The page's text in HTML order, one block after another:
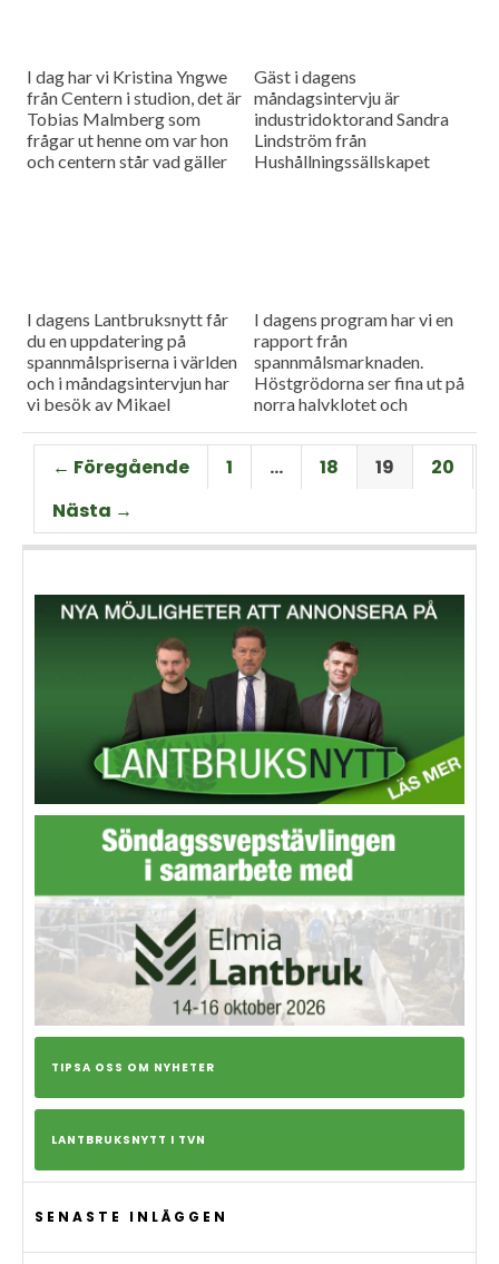
I dag har vi Kristina Yngwe
från Centern i studion, det är
Tobias Malmberg som
frågar ut henne om var hon
och centern står vad gäller
Gäst i dagens
måndagsintervju är
industridoktorand Sandra
Lindström från
Hushållningssällskapet
I dagens Lantbruksnytt får
du en uppdatering på
spannmålspriserna i världen
och i måndagsintervjun har
vi besök av Mikael
Lantmännen.
I dagens program har vi en
rapport från
spannmålsmarknaden.
Höstgrödorna ser fina ut på
norra halvklotet och
Gäst i vår måndagsintervju
är Torbjörn Lithell från HK
Scan som berättar om
slakteribranchens
utmaningar framöver.
← Föregående 1 … 18 19
20
Nästa →
TIPSA OSS OM NYHETER
LANTBRUKSNYTT I TVN
SENASTE INLÄGGEN